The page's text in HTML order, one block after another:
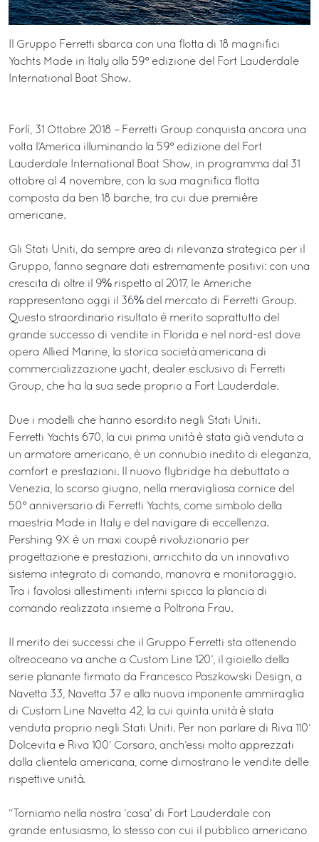
Il Gruppo Ferretti sbarca con una flotta di 18 magnifici
Yachts Made in Italy alla 59° edizione del Fort Lauderdale
International Boat Show.
Forlì, 31 Ottobre 2018 – Ferretti Group conquista ancora una
volta l’America illuminando la 59° edizione del Fort
Lauderdale International Boat Show, in programma dal 31
ottobre al 4 novembre, con la sua magnifica flotta
composta da ben 18 barche, tra cui due première
americane.
Gli Stati Uniti, da sempre area di rilevanza strategica per il
Gruppo, fanno segnare dati estremamente positivi: con una
crescita di oltre il 9% rispetto al 2017, le Americhe
rappresentano oggi il 36% del mercato di Ferretti Group.
Questo straordinario risultato è merito soprattutto del
grande successo di vendite in Florida e nel nord-est dove
opera Allied Marine, la storica società americana di
commercializzazione yacht, dealer esclusivo di Ferretti
Group, che ha la sua sede proprio a Fort Lauderdale.
Due i modelli che hanno esordito negli Stati Uniti.
Ferretti Yachts 670, la cui prima unità è stata già venduta a
un armatore americano, è un connubio inedito di eleganza,
comfort e prestazioni. Il nuovo flybridge ha debuttato a
Venezia, lo scorso giugno, nella meravigliosa cornice del
50° anniversario di Ferretti Yachts, come simbolo della
maestria Made in Italy e del navigare di eccellenza.
Pershing 9X è un maxi coupé rivoluzionario per
progettazione e prestazioni, arricchito da un innovativo
sistema integrato di comando, manovra e monitoraggio.
Tra i favolosi allestimenti interni spicca la plancia di
comando realizzata insieme a Poltrona Frau.
Il merito dei successi che il Gruppo Ferretti sta ottenendo
oltreoceano va anche a Custom Line 120’, il gioiello della
serie planante firmato da Francesco Paszkowski Design, a
Navetta 33, Navetta 37 e alla nuova imponente ammiraglia
di Custom Line Navetta 42, la cui quinta unità è stata
venduta proprio negli Stati Uniti. Per non parlare di Riva 110’
Dolcevita e Riva 100’ Corsaro, anch’essi molto apprezzati
dalla clientela americana, come dimostrano le vendite delle
rispettive unità.
“Torniamo nella nostra ‘casa’ di Fort Lauderdale con
grande entusiasmo, lo stesso con cui il pubblico americano